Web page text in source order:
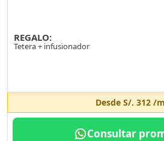
REGALO:
Tetera + infusionador
Desde S/. 312/
Consultar